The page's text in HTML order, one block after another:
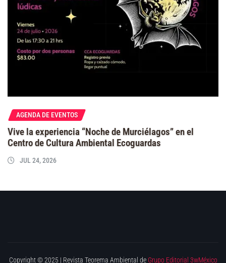
AGENDA DE EVENTOS
Vive la experiencia “Noche de Murciélagos” en el
Centro de Cultura Ambiental Ecoguardas
JUL 24, 2026
Copyright © 2025 | Revista Teorema Ambiental de Grupo Editorial 3wMéxico